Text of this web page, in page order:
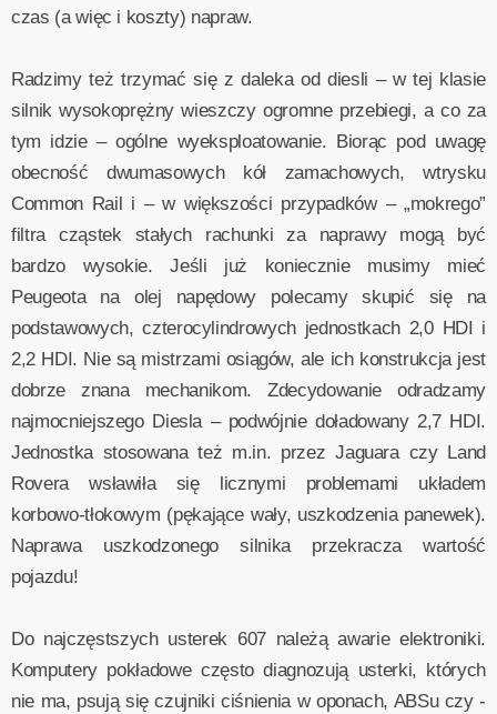
czas (a więc i koszty) napraw.
Radzimy też trzymać się z daleka od diesli – w tej klasie
silnik wysokoprężny wieszczy ogromne przebiegi, a co za
tym idzie – ogólne wyeksploatowanie. Biorąc pod uwagę
obecność dwumasowych kół zamachowych, wtrysku
Common Rail i – w większości przypadków – „mokrego”
filtra cząstek stałych rachunki za naprawy mogą być
bardzo wysokie. Jeśli już koniecznie musimy mieć
Peugeota na olej napędowy polecamy skupić się na
podstawowych, czterocylindrowych jednostkach 2,0 HDI i
2,2 HDI. Nie są mistrzami osiągów, ale ich konstrukcja jest
dobrze znana mechanikom. Zdecydowanie odradzamy
najmocniejszego Diesla – podwójnie doładowany 2,7 HDI.
Jednostka stosowana też m.in. przez Jaguara czy Land
Rovera wsławiła się licznymi problemami układem
korbowo-tłokowym (pękające wały, uszkodzenia panewek).
Naprawa uszkodzonego silnika przekracza wartość
pojazdu!
Do najczęstszych usterek 607 należą awarie elektroniki.
Komputery pokładowe często diagnozują usterki, których
nie ma, psują się czujniki ciśnienia w oponach, ABSu czy -